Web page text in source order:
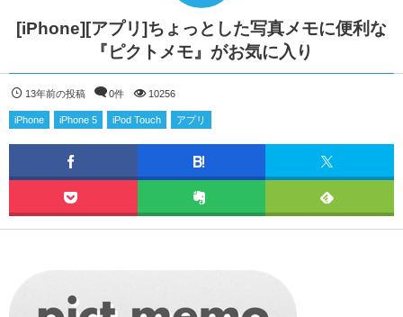
[iPhone][アプリ]ちょっとした写真メモに便利な
『ピクトメモ』がお気に入り
13年前の投稿 0件 10256
iPhone iPhone 5 iPod Touch アプリ